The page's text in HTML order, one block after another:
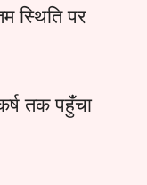
स्थिति पर
तक पहुँचा